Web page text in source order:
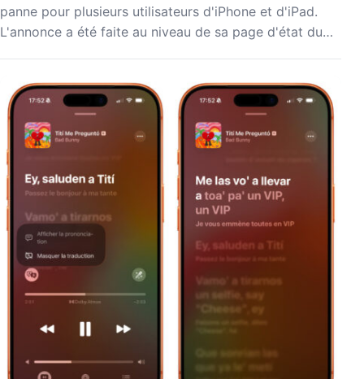
panne pour plusieurs utilisateurs d'iPhone et d'iPad.
L'annonce a été faite au niveau de sa page d'état du…